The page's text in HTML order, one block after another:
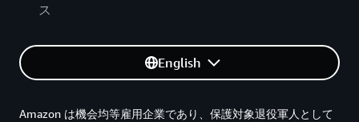
ス
English
Amazon は機会均等雇用企業であり、保護対象退役軍人として